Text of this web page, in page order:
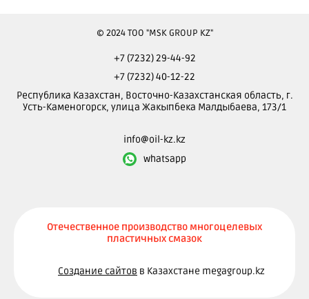
© 2024 ТОО "MSK GROUP KZ"
+7 (7232) 29-44-92
+7 (7232) 40-12-22
Республика Казахстан, Восточно-Казахстанская область, г.
Усть-Каменогорск, улица Жакыпбека Малдыбаева, 173/1
info@oil-kz.kz
whatsapp
Отечественное производство многоцелевых
пластичных смазок
Создание сайтов в Казахстане megagroup.kz